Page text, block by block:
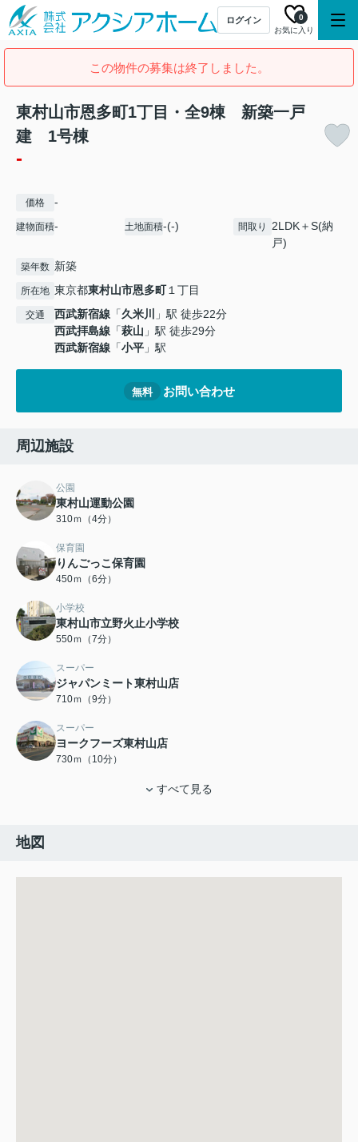
ログイン
お気に入り
0
この物件の募集は終了しました。
東村山市恩多町1丁目・全9棟 新築一戸
建 1号棟
-
価格 -
建物面積- 土地面積-(-) 間取り
2LDK＋S(納
戸)
築年数 新築
所在地 東京都東村山市恩多町１丁目
交通 西武新宿線 「久米川
」駅 徒歩22分
西武拝島線 「萩山 」駅 徒歩29分
西武新宿線 「小平 」駅
無料 お問い合わせ
周辺施設
公園
東村山運動公園
310ｍ（4分）
保育園
りんごっこ保育園
450ｍ（6分）
小学校
東村山市立野火止小学校
550ｍ（7分）
スーパー
ジャパンミート東村山店
710ｍ（9分）
スーパー
ヨークフーズ東村山店
730ｍ（10分）
すべて見る
地図